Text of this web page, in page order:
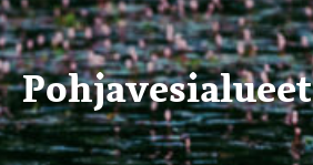
Pohjavesialueet